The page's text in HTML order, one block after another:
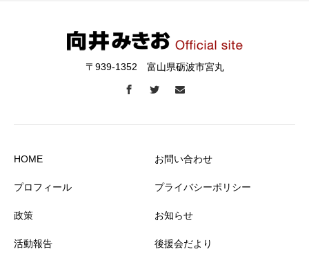
〒939-1352 富山県砺波市宮丸
HOME
プロフィール
政策
活動報告
お問い合わせ
プライバシーポリシー
お知らせ
後援会だより